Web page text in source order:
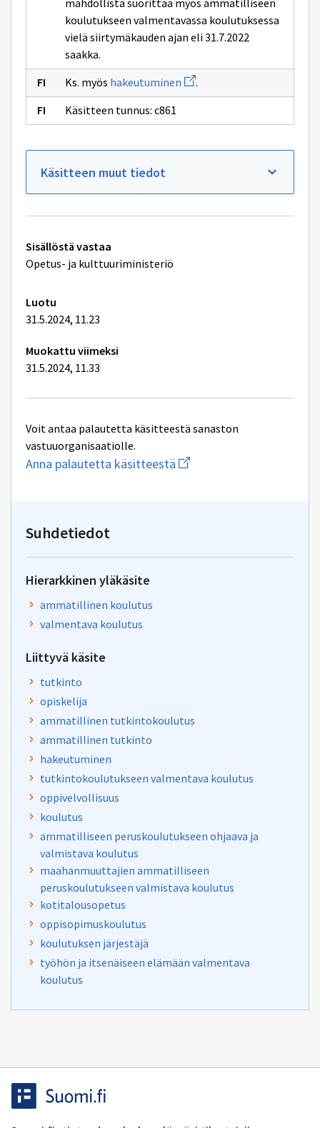
ikkunan
sivulle
oppivelvollisuutta
mahdollista suorittaa myös ammatilliseen
koulutukseen valmentavassa koulutuksessa
vielä siirtymäkauden ajan eli 31.7.2022
saakka.
Ks. myös hakeutuminen Avaa
uuden
ikkunan
hakeutuminen
.
Käsitteen tunnus: c861
Käsitteen muut tiedot
Tekniset
lisätiedot
Sisällöstä vastaa
Opetus- ja kulttuuriministeriö
Luotu
31.5.2024, 11.23
Muokattu viimeksi
31.5.2024, 11.33
Voit antaa palautetta käsitteestä sanaston
vastuuorganisaatiolle.
Anna palautetta käsitteestä Aloita
uuden
Suhdetiedot
Hierarkkinen yläkäsite
ammatillinen koulutus
valmentava koulutus
Liittyvä käsite
tutkinto
opiskelija
ammatillinen tutkintokoulutus
ammatillinen tutkinto
hakeutuminen
tutkintokoulutukseen valmentava koulutus
oppivelvollisuus
koulutus
ammatilliseen peruskoulutukseen ohjaava ja
valmistava koulutus
maahanmuuttajien ammatilliseen
peruskoulutukseen valmistava koulutus
kotitalousopetus
oppisopimuskoulutus
koulutuksen järjestäjä
työhön ja itsenäiseen elämään valmentava
koulutus